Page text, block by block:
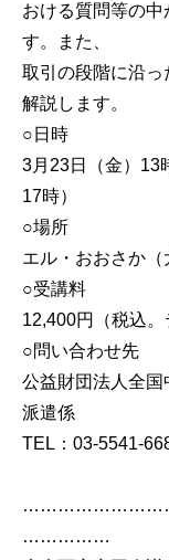
おける質問等の中
す。また、
取引の段階に沿っ
解説します。
○日時
3月23日（金）13
17時）
○場所
エル・おおさか（
○受講料
12,400円（税込。
○問い合わせ先
公益財団法人全
派遣係
TEL：03-5541-
……………